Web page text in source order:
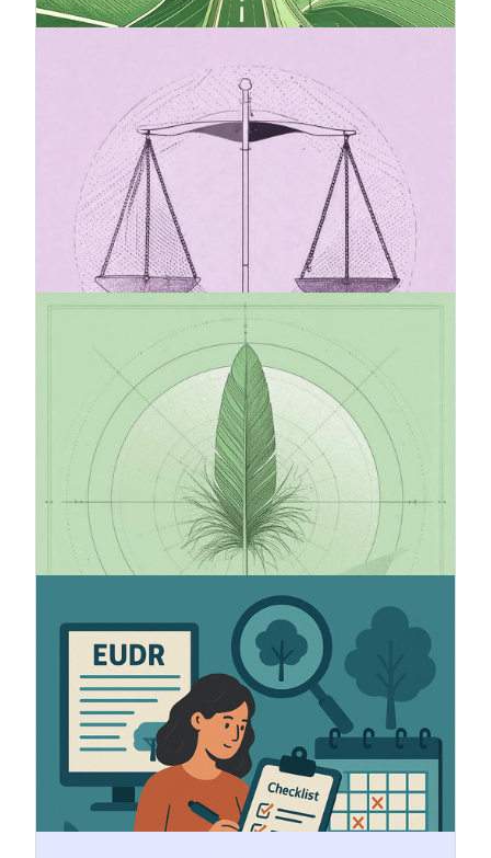
20.7.2025
Il pacchetto Omnibus e il suo
impatto sulla rendicontazione di
sostenibilità (CSRD)
La proposta di direttiva Omnibus I introduce
modifiche alla direttiva sulla rendicontazione di
sostenibilità delle imprese (CSRD), con l'obiettivo
di semplificare e alleggerire gli oneri di
rendicontazione per le imprese.
20.7.2025
Standard VSME raccomandato dalla
Commissione Europea
Il VSME (Voluntary Sustainability Reporting
Standard for Non-Listed SMEs) è il nuovo
standard volontario dell'UE per la
rendicontazione di sostenibilità delle piccole e
medie imprese non quotate. Il VSME è un modo
semplificato ed efficace per riportare i dati ESG in
linea con i quadri normativi CSRD ed ESRS.
5.6.2025
Come prepararsi all'EUDR
L'Unione europea ha adottato un nuovo
regolamento a livello settoriale (2023/1115) per
ridurre la deforestazione e il degrado forestale in
tutto il mondo. Il regolamento introduce nuovi
obblighi importanti per garantire la tracciabilità e
la sostenibilità dell'origine dei prodotti che esso
copre.